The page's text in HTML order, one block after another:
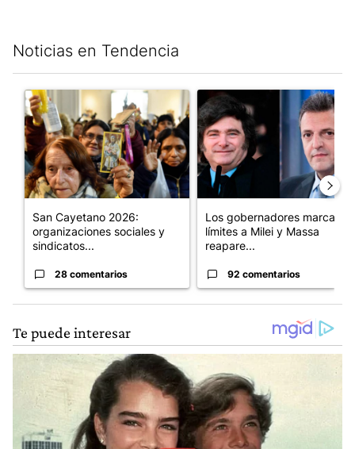
Noticias en Tendencia
Un artículo de tendencia con el título "San Cayetano 2026:
San Cayetano 2026:
organizaciones sociales y
sindicatos...
28 comentarios
Un artículo de tendencia
Los gobernadores marcan
límites a Milei y Massa
reapare...
92 comentarios